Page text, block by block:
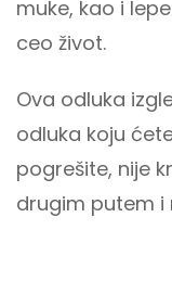
muke, kao i
ceo život.
Ova odluka
odluka koju
pogrešite, nije
drugim putem i